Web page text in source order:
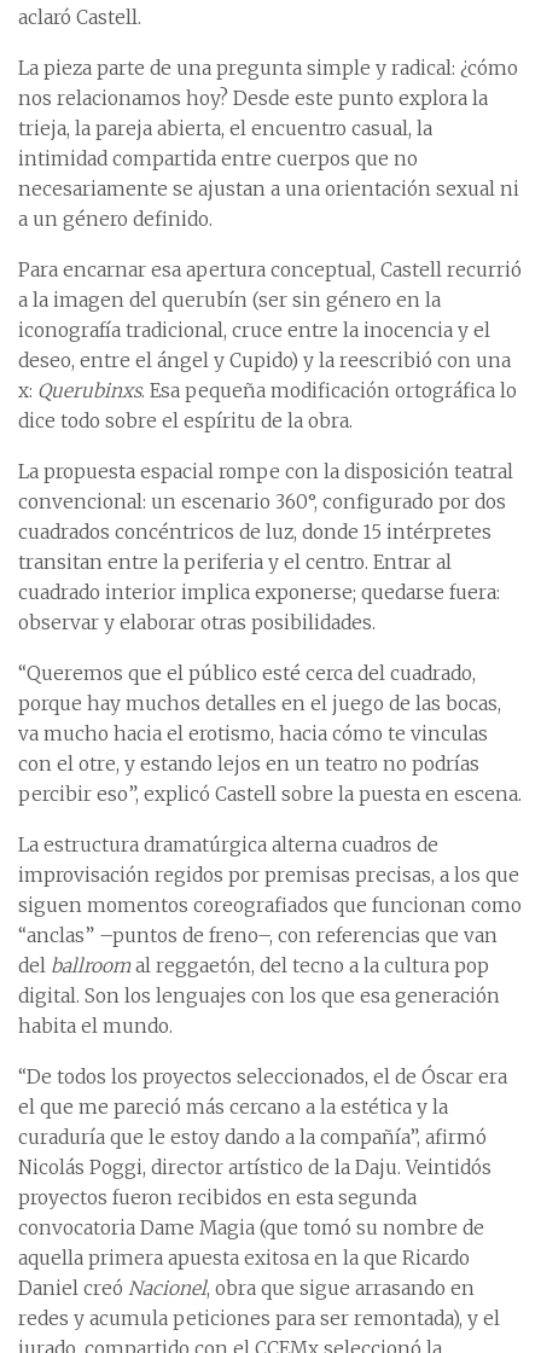
aclaró Castell.
La pieza parte de una pregunta simple y radical: ¿cómo
nos relacionamos hoy? Desde este punto explora la
trieja, la pareja abierta, el encuentro casual, la
intimidad compartida entre cuerpos que no
necesariamente se ajustan a una orientación sexual ni
a un género definido.
Para encarnar esa apertura conceptual, Castell recurrió
a la imagen del querubín (ser sin género en la
iconografía tradicional, cruce entre la inocencia y el
deseo, entre el ángel y Cupido) y la reescribió con una
x: Querubinxs. Esa pequeña modificación ortográfica lo
dice todo sobre el espíritu de la obra.
La propuesta espacial rompe con la disposición teatral
convencional: un escenario 360°, configurado por dos
cuadrados concéntricos de luz, donde 15 intérpretes
transitan entre la periferia y el centro. Entrar al
cuadrado interior implica exponerse; quedarse fuera:
observar y elaborar otras posibilidades.
“Queremos que el público esté cerca del cuadrado,
porque hay muchos detalles en el juego de las bocas,
va mucho hacia el erotismo, hacia cómo te vinculas
con el otre, y estando lejos en un teatro no podrías
percibir eso”, explicó Castell sobre la puesta en escena.
La estructura dramatúrgica alterna cuadros de
improvisación regidos por premisas precisas, a los que
siguen momentos coreografiados que funcionan como
“anclas” –puntos de freno–, con referencias que van
del ballroomal reggaetón, del tecno a la cultura pop
digital. Son los lenguajes con los que esa generación
habita el mundo.
“De todos los proyectos seleccionados, el de Óscar era
el que me pareció más cercano a la estética y la
curaduría que le estoy dando a la compañía”, afirmó
Nicolás Poggi, director artístico de la Daju. Veintidós
proyectos fueron recibidos en esta segunda
convocatoria Dame Magia (que tomó su nombre de
aquella primera apuesta exitosa en la que Ricardo
Daniel creó Nacionel, obra que sigue arrasando en
redes y acumula peticiones para ser remontada), y el
jurado, compartido con el CCEMx seleccionó la